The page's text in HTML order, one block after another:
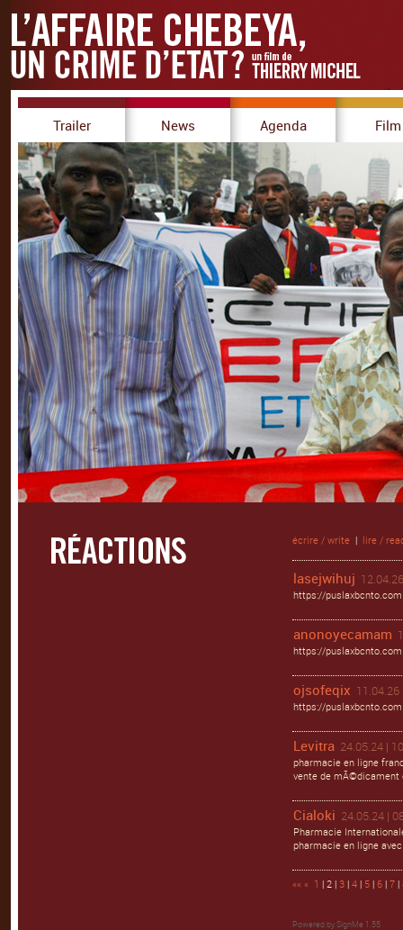
Trailer News Agenda Film
écrire / write | lire /
lasejwihuj
https://
anonoyecamam
https://
ojsofeqix 11.04.26
https://
Levitra 24.05.24 |
pharmacie en ligne
vente de mÃ©dicament
Cialoki 24.05.24 |
Pharmacie
pharmacie en ligne
«« « 1 | 2 | 3 | 4 | 5 | 6 | 7 |
Powered by SignMe 1.55